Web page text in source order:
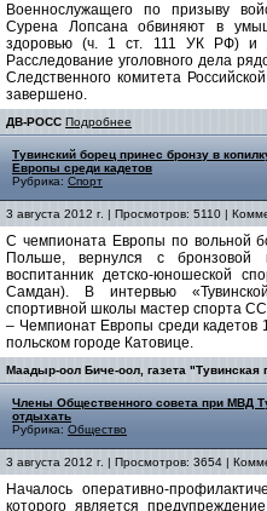
Военнослужащего по призыву
Сурена Лопсана обвиняют в
здоровью (ч. 1 ст. 111 УК РФ) и
Расследование уголовного дела
Следственного комитета
завершено.
ДВ-РОСС Подробнее
Тувинский борец принес бронзу в
Европы среди кадетов
Рубрика: Спорт
3 августа 2012 г. | Просмотров: 5110 |
С чемпионата Европы по вольной
Польше, вернулся с
воспитанник детско-юношеской
Самдан). В интервью
спортивной школы мастер спорта
– Чемпионат Европы среди кадетов
польском городе Катовице.
Маадыр-оол Биче-оол, газета "Тувинская
Члены Общественного совета при МВД
отдыхать
Рубрика: Общество
3 августа 2012 г. | Просмотров: 3654 |
Началось оперативно-
которого является